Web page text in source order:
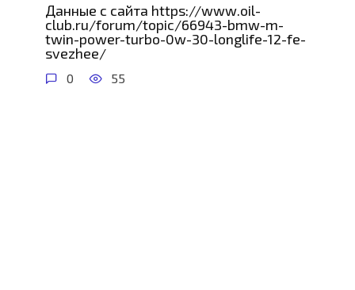
Данные с сайта https://www.oil-
club.ru/forum/topic/66943-bmw-m-
twin-power-turbo-0w-30-longlife-12-fe-
svezhee/
0 55